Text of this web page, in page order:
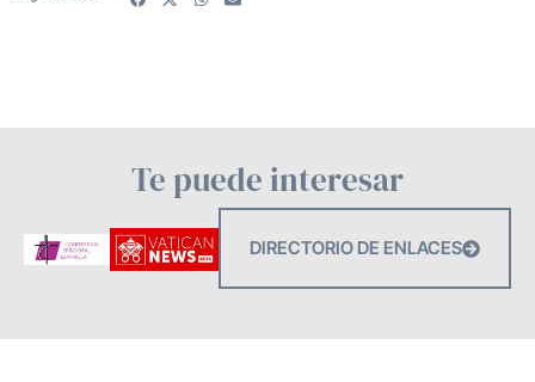
Te puede interesar
DIRECTORIO DE ENLACES